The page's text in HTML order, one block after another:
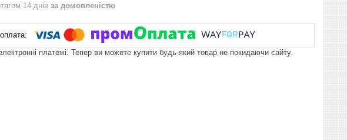
14 днів за домовленістю
платежі. Тепер ви можете купити будь-який товар не покидаючи сайту.